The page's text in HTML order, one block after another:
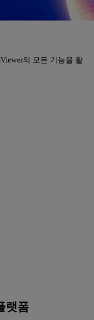
의 모든 기능을 활
랫폼